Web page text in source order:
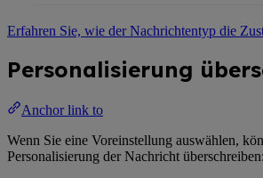
Erfahren Sie, wie der Nachrichtentyp die
Personalisierung
Anchor link to
Wenn Sie eine Voreinstellung auswählen,
Personalisierung der Nachricht überschreiben: